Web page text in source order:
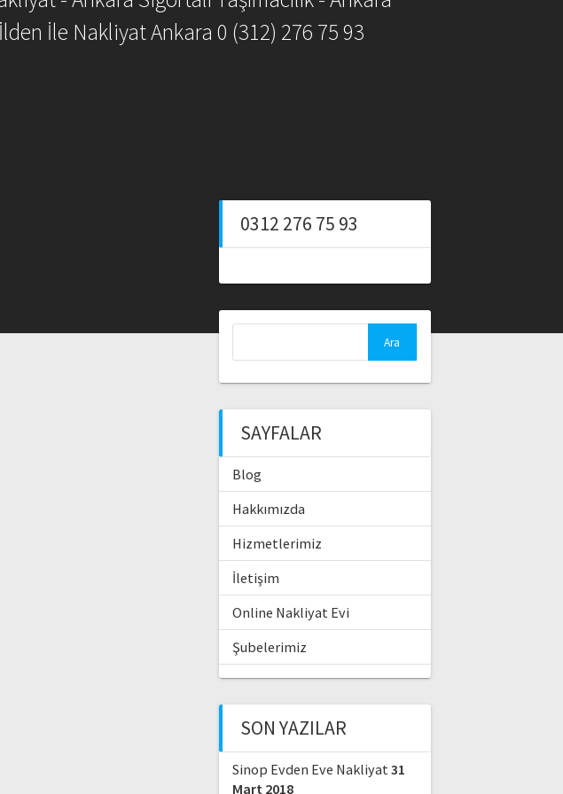
İle Nakliyat Ankara 0 (312) 276 75 93
0312 276 75 93
SAYFALAR
Blog
Hakkımızda
Hizmetlerimiz
İletişim
Online Nakliyat Evi
Şubelerimiz
SON YAZILAR
Sinop Evden Eve Nakliyat31
Mart 2018